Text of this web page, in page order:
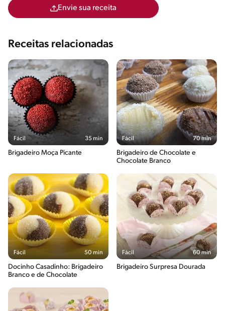
Envie sua receita
Receitas relacionadas
Fácil 35 min
Brigadeiro Moça Picante
Fácil 70 min
Brigadeiro de Chocolate e
Chocolate Branco
Fácil 50 min
Docinho Casadinho: Brigadeiro
Branco e de Chocolate
Fácil 60 min
Brigadeiro Surpresa Dourada